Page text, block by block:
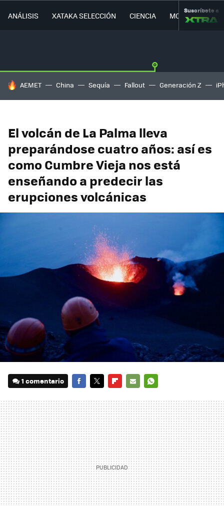
ANÁLISIS XATAKA SELECCIÓN CIENCIA MOVILIDAD
Suscríbete a
HOY SE HABLA DE
AEMET China Sequía Fallout Generación Z
El volcán de La Palma lleva
preparándose cuatro años: así es
como Cumbre Vieja nos está
enseñando a predecir las
erupciones volcánicas
1 comentario
MAIL